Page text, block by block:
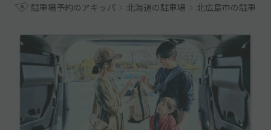
駐車場予約のアキッパ 北海道の駐車場 北広島市の駐車場